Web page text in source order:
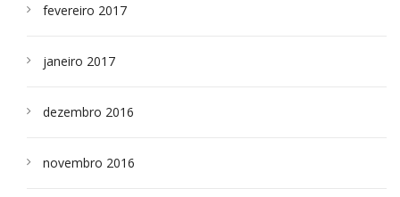
fevereiro 2017
janeiro 2017
dezembro 2016
novembro 2016